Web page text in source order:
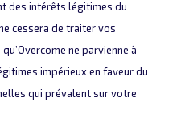
des intérêts légitimes du
cessera de traiter vos
ne parvienne à
impérieux en faveur du
qui prévalent sur votre